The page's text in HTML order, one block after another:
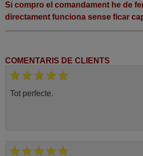
Si compro el comandament he de
directament funciona sense ficar
COMENTARIS DE CLIENTS
Tot perfecte.